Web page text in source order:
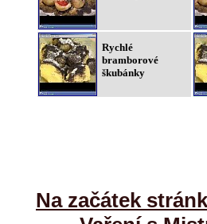
Rychlé
bramborové
škubánky
Na začátek